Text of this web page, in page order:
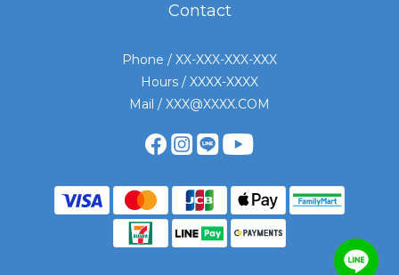
Contact
Phone / XX-XXX-XXX-XXX
Hours / XXXX-XXXX
Mail / XXX@XXXX.COM